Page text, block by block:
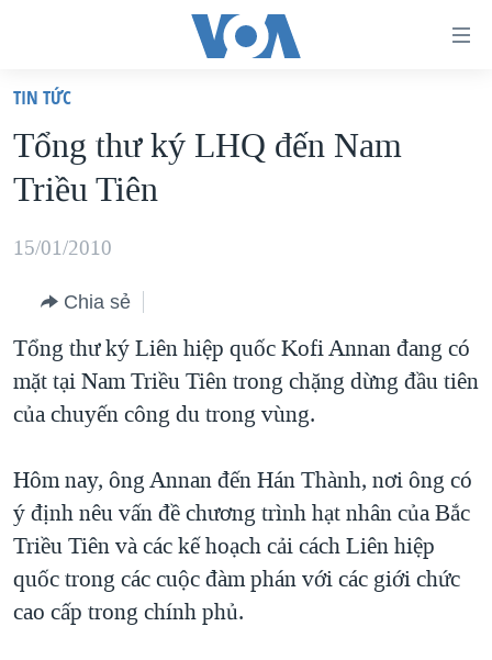
truy
cập
Tới
dung
chính
điều
hướng
chính
tới
"Tìm"
VIỆT NAM
HOA KỲ
BIỂN ĐÔNG
BLOG
DIỄN ĐÀN
MỤC
VẠCH TRẦN TIN GIẢ
NGƯỜI VIỆT HẢI NGOẠI
ĐỜI SỐNG
CHUYÊN ĐỀ
CHIẾN TRANH THƯƠNG MẠI CỦA MỸ: QUÁ KHỨ VÀ HIỆN
HÀNH TRÌNH BẦU CỬ 2024
MỘT NĂM CHIẾN TRANH TẠI DẢI GAZA
GIẢI MÃ VÀNH ĐAI & CON ĐƯỜNG
HỌC TIẾNG ANH
VIDEO
NGHE
MẠNG XÃ HỘI
TIN TỨC
Tổng thư ký LHQ đến Nam
Triều Tiên
15/01/2010
Chia sẻ
Tổng thư ký Liên hiệp quốc Kofi Annan đang có
mặt tại Nam Triều Tiên trong chặng dừng đầu tiên
của chuyến công du trong vùng.
Hôm nay, ông Annan đến Hán Thành, nơi ông có
ý định nêu vấn đề chương trình hạt nhân của Bắc
Triều Tiên và các kế hoạch cải cách Liên hiệp
quốc trong các cuộc đàm phán với các giới chức
cao cấp trong chính phủ.